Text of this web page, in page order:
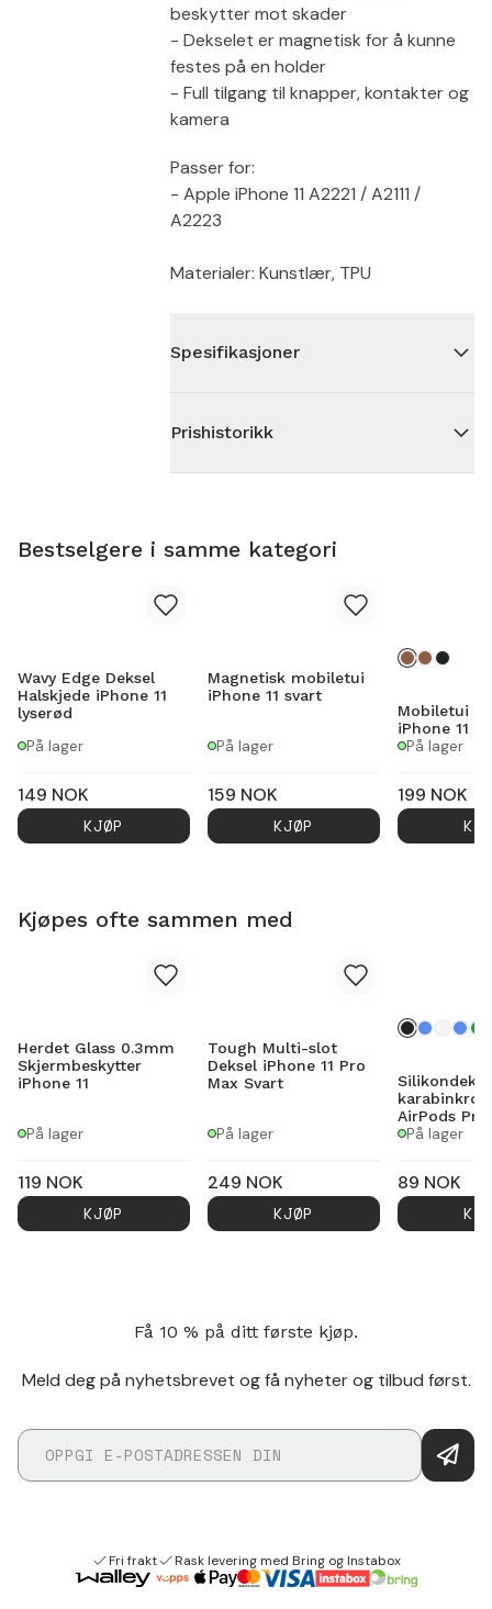
beskytter mot skader
- Dekselet er magnetisk for å kunne
festes på en holder
- Full tilgang til knapper, kontakter og
kamera
Passer for:
- Apple iPhone 11 A2221 / A2111 /
A2223
Materialer: Kunstlær, TPU
Spesifikasjoner
Prishistorikk
Bestselgere i samme kategori
Wavy Edge Deksel
Halskjede iPhone 11
lyserød
På lager
149 NOK
KJØP
Magnetisk mobiletui
iPhone 11 svart
På lager
159 NOK
KJØP
Mobiletui
iPhone 11
På lager
199 NOK
Kjøpes ofte sammen med
Herdet Glass 0.3mm
Skjermbeskytter
iPhone 11
På lager
119 NOK
KJØP
Tough Multi-slot
Deksel iPhone 11 Pro
Max Svart
På lager
249 NOK
KJØP
karabinkrok
AirPods
På lager
89 NOK
Få 10 % på ditt første kjøp.
Meld deg på nyhetsbrevet og få nyheter og tilbud først.
Fri frakt Rask levering med Bring og Instabox